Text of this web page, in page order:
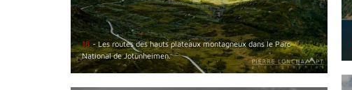
18- Les routes des hauts plateaux montagneux dans le Parc
National de Jotunheimen.